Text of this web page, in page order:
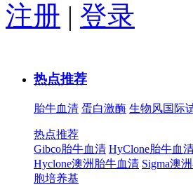
注册 | 登录
热点推荐
胎牛血清 蛋白激酶 生物风国际
热点推荐
Gibco胎牛血清 HyClone胎牛血
Hyclone澳洲胎牛血清 Sigma澳
胞培养基